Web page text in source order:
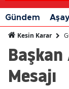
Gündem
Kesin Karar
Başkan
Mesajı